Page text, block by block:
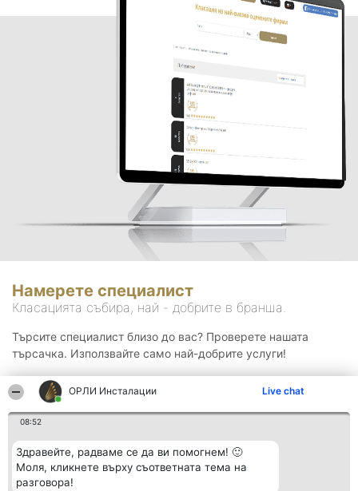
ОРЛИ Инсталации Live chat
08:52
Здравейте, радваме се да ви помогнем! 🙂
Моля, кликнете върху съответната тема на
разговора!
Намерете специалист
Класацията събира, най - добрите в бранша.
Търсите специалист близо до вас? Проверете нашата
търсачка. Използвайте само най-добрите услуги!